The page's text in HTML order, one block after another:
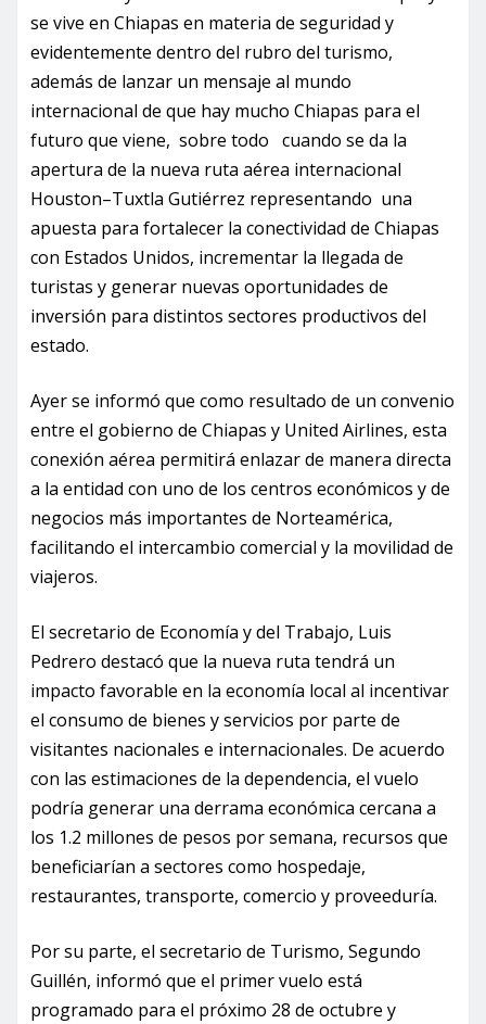
se vive en Chiapas en materia de seguridad y
evidentemente dentro del rubro del turismo,
además de lanzar un mensaje al mundo
internacional de que hay mucho Chiapas para el
futuro que viene, sobre todo cuando se da la
apertura de la nueva ruta aérea internacional
Houston–Tuxtla Gutiérrez representando una
apuesta para fortalecer la conectividad de Chiapas
con Estados Unidos, incrementar la llegada de
turistas y generar nuevas oportunidades de
inversión para distintos sectores productivos del
estado.
Ayer se informó que como resultado de un convenio
entre el gobierno de Chiapas y United Airlines, esta
conexión aérea permitirá enlazar de manera directa
a la entidad con uno de los centros económicos y de
negocios más importantes de Norteamérica,
facilitando el intercambio comercial y la movilidad de
viajeros.
El secretario de Economía y del Trabajo, Luis
Pedrero destacó que la nueva ruta tendrá un
impacto favorable en la economía local al incentivar
el consumo de bienes y servicios por parte de
visitantes nacionales e internacionales. De acuerdo
con las estimaciones de la dependencia, el vuelo
podría generar una derrama económica cercana a
los 1.2 millones de pesos por semana, recursos que
beneficiarían a sectores como hospedaje,
restaurantes, transporte, comercio y proveeduría.
Por su parte, el secretario de Turismo, Segundo
Guillén, informó que el primer vuelo está
programado para el próximo 28 de octubre y